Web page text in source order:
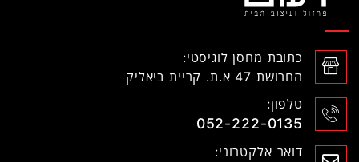
כתובת מחסן לוגיסטי:
החרושת 47 א.ת. קריית ביאליק
טלפון:
052-222-0135
דואר אלקטרוני: